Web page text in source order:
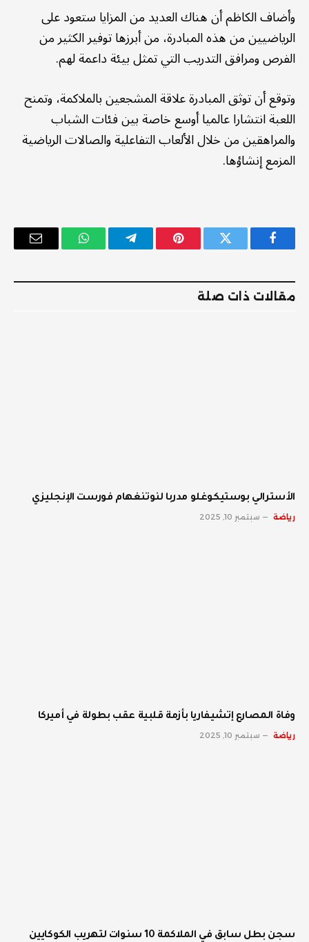
وأضاف الكاظم أن هناك العديد من المزايا ستعود على
الرياضيين من هذه المبادرة، من أبرزها توفير الكثير من
الفرص ومرافق التدريب التي تمثل بيئة داعمة لهم.
وتوقع أن توثق المبادرة علاقة المشجعين بالملاكمة، وتمنح
اللعبة انتشارا عالميا أوسع خاصة بين فئات الشباب
والمراهقين من خلال الألعاب التفاعلية والصالات الرياضية
المزمع إنشاؤها.
فيسبوك تويتر بينتيريستتيلقرام واتساب
البريد
مقالات ذات صلة
الأسترالي بوستيكوغلو مدربا لنوتنغهام فورست الإنجليزي
رياضة سبتمبر 10, 2025
وفاة المصارع إتشيفاريا بأزمة قلبية عقب بطولة في أميركا
رياضة سبتمبر 10, 2025
سجن بطل سابق في الملاكمة 10 سنوات لتهريب الكوكايين